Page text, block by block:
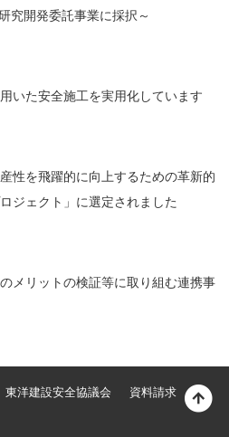
究開発委託事業に採択～
いた安全施工を実用化しています
性を飛躍的に向上するための革新的
ジェクト」に選定されました
メリットの検証等に取り組む連携事
東洋建設安全協議会 資料請求